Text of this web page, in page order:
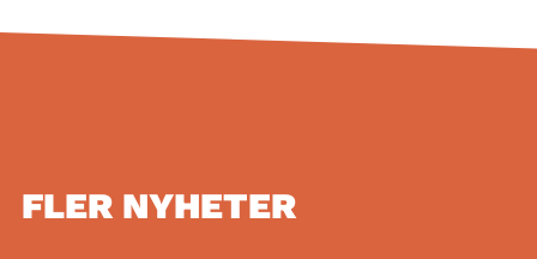
FLER NYHETER